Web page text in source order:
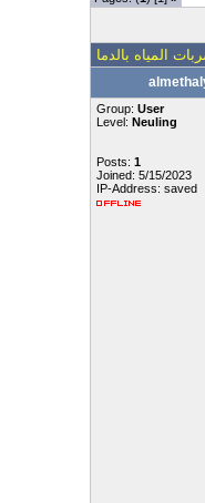
Group: User
Level: Neuling
Posts: 1
Joined: 5/15/2023
IP-Address: saved